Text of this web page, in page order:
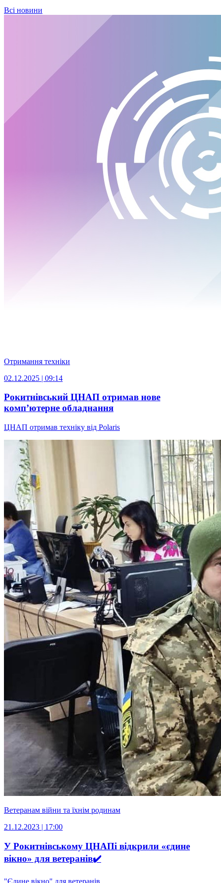
Всі новини
Отримання техніки
02.12.2025 | 09:14
Рокитнівський ЦНАП отримав нове
комп’ютерне обладнання
ЦНАП отримав техніку від Polaris
Ветеранам війни та їхнім родинам
21.12.2023 | 17:00
У Рокитнівському ЦНАПі відкрили «єдине
вікно» для ветеранів✔️
"Єдине вікно" для ветеранів